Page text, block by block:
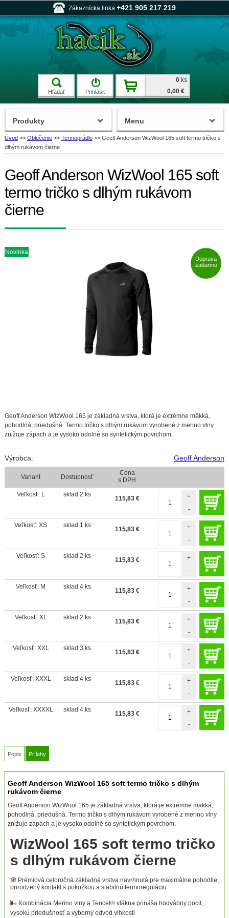
Zákaznícka linka +421 905 217 219
Hľadať Prihlásiť
0 ks
0,00 €
Úvod >> Oblečenie >> Termoprádlo >> Geoff Anderson WizWool 165 soft termo tričko s
dlhým rukávom čierne
Geoff Anderson WizWool 165 soft
termo tričko s dlhým rukávom
čierne
Doprava
zadarmo
Novinka
Geoff Anderson WizWool 165 je základná vrstva, ktorá je extrémne mäkká,
pohodlná, priedušná. Termo tričko s dlhým rukávom vyrobené z merino vlny
znižuje zápach a je vysoko odolné so syntetickým povrchom.
Výrobca: Geoff Anderson
Variant Dostupnosť
Cena
s DPH
Veľkosť: L
sklad 2 ks
115,83 €
-
+
Veľkosť: XS sklad 1 ks
115,83 €
-
+
Veľkosť: S sklad 2 ks
115,83 €
-
+
Veľkosť: M sklad 4 ks
115,83 €
-
+
Veľkosť: XL sklad 2 ks
115,83 €
-
+
Veľkosť: XXL sklad 3 ks
115,83 €
-
+
Veľkosť: XXXL sklad 4 ks
115,83 €
-
+
Veľkosť: XXXXL sklad 4 ks
115,83 €
-
+
Popis Prílohy
Geoff Anderson WizWool 165 soft termo tričko s dlhým
rukávom čierne
Geoff Anderson WizWool 165 je základná vrstva, ktorá je extrémne mäkká,
pohodlná, priedušná. Termo tričko s dlhým rukávom vyrobené z merino vlny
znižuje zápach a je vysoko odolné so syntetickým povrchom.
WizWool 165 soft termo tričko
s dlhým rukávom čierne
🧭 Prémiová celoročná základná vrstva navrhnutá pre maximálne pohodlie,
prirodzený kontakt s pokožkou a stabilnú termoreguláciu
🌬️ Kombinácia Merino vlny a Tencel® vlákna prináša hodvábny pocit,
vysokú priedušnosť a výborný odvod vlhkosti
Produkty Menu